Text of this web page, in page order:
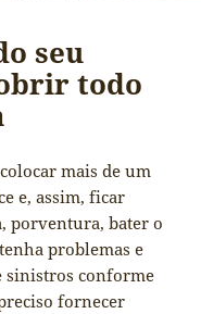
seu
todo
mais de um
e, assim, ficar
porventura, bater o
problemas e
sinistros conforme
fornecer